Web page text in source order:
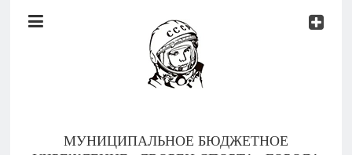
Документы
МУНИЦИПАЛЬНОЕ БЮДЖЕТНОЕ